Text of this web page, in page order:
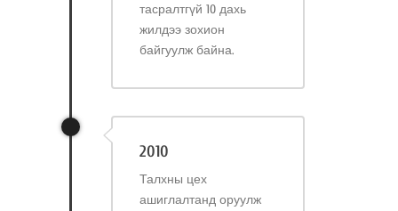
тасралтгүй 10 дахь
жилдээ зохион
байгуулж байна.
2010
Талхны цех
ашиглалтанд оруулж